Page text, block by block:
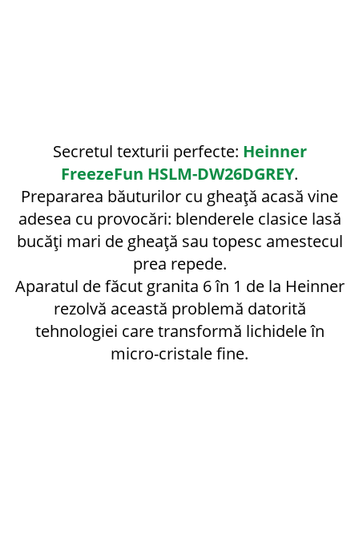
Secretul texturii perfecte: Heinner
FreezeFun HSLM-DW26DGREY.
Prepararea băuturilor cu gheață acasă vine
adesea cu provocări: blenderele clasice lasă
bucăți mari de gheață sau topesc amestecul
prea repede.
Aparatul de făcut granita 6 în 1 de la Heinner
rezolvă această problemă datorită
tehnologiei care transformă lichidele în
micro-cristale fine.